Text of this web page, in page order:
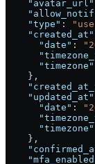
    "avatar_url"
    "type"
:
    "created_at"
      "date"
:
      "timezone"
    },
    "updated_at"
      "date"
:
      "timezone"
    },